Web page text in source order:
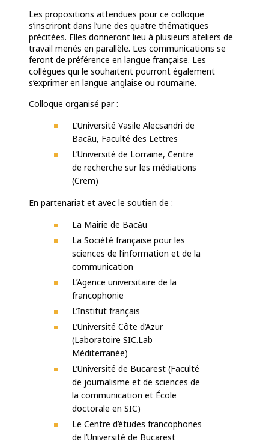
Les propositions attendues pour ce colloque
s’inscriront dans l’une des quatre thématiques
précitées. Elles donneront lieu à plusieurs ateliers de
travail menés en parallèle. Les communications se
feront de préférence en langue française. Les
collègues qui le souhaitent pourront également
s’exprimer en langue anglaise ou roumaine.
Colloque organisé par :
L’Université Vasile Alecsandri de
Bacău, Faculté des Lettres
L’Université de Lorraine, Centre
de recherche sur les médiations
(Crem)
En partenariat et avec le soutien de :
La Mairie de Bacău
La Société française pour les
sciences de l’information et de la
communication
L’Agence universitaire de la
francophonie
L’Institut français
L’Université Côte d’Azur
(Laboratoire SIC.Lab
Méditerranée)
L’Université de Bucarest (Faculté
de journalisme et de sciences de
la communication et École
doctorale en SIC)
Le Centre d’études francophones
de l’Université de Bucarest